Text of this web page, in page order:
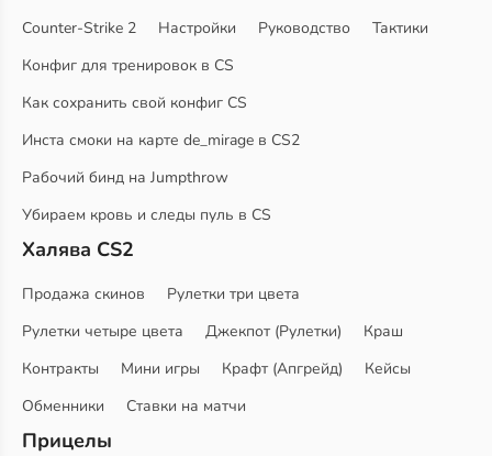
Counter-Strike 2 Настройки Руководство
Тактики
Конфиг для тренировок в CS
Как сохранить свой конфиг CS
Инста смоки на карте de_mirage в CS2
Рабочий бинд на Jumpthrow
Убираем кровь и следы пуль в CS
Халява CS2
Продажа скинов
Рулетки три цвета
Рулетки четыре цвета
Джекпот (Рулетки)
Краш
Контракты
Мини игры Крафт (Апгрейд)
Кейсы
Обменники
Ставки на матчи
Прицелы